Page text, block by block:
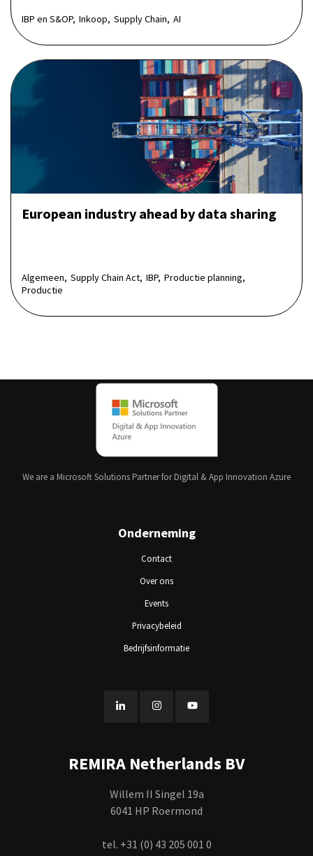
IBP en S&OP, Inkoop, Supply Chain, AI
European industry ahead by data sharing
Algemeen, Supply Chain Act, IBP, Productie planning,
Productie
We are a Microsoft Solutions Partner for Digital & App Innovation Azure
Onderneming
Contact
Over ons
Events
Privacybeleid
Bedrijfsinformatie
REMIRA Netherlands BV
Willem II Singel 19a
6041 HP Roermond
tel. +31 (0) 43 205 001 0